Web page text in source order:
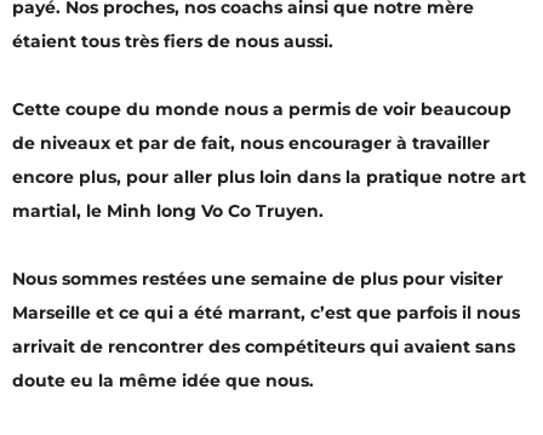
payé. Nos proches, nos coachs ainsi que notre mère
étaient tous très fiers de nous aussi.
Cette coupe du monde nous a permis de voir beaucoup
de niveaux et par de fait, nous encourager à travailler
encore plus, pour aller plus loin dans la pratique notre art
martial, le Minh long Vo Co Truyen.
Nous sommes restées une semaine de plus pour visiter
Marseille et ce qui a été marrant, c’est que parfois il nous
arrivait de rencontrer des compétiteurs qui avaient sans
doute eu la même idée que nous.